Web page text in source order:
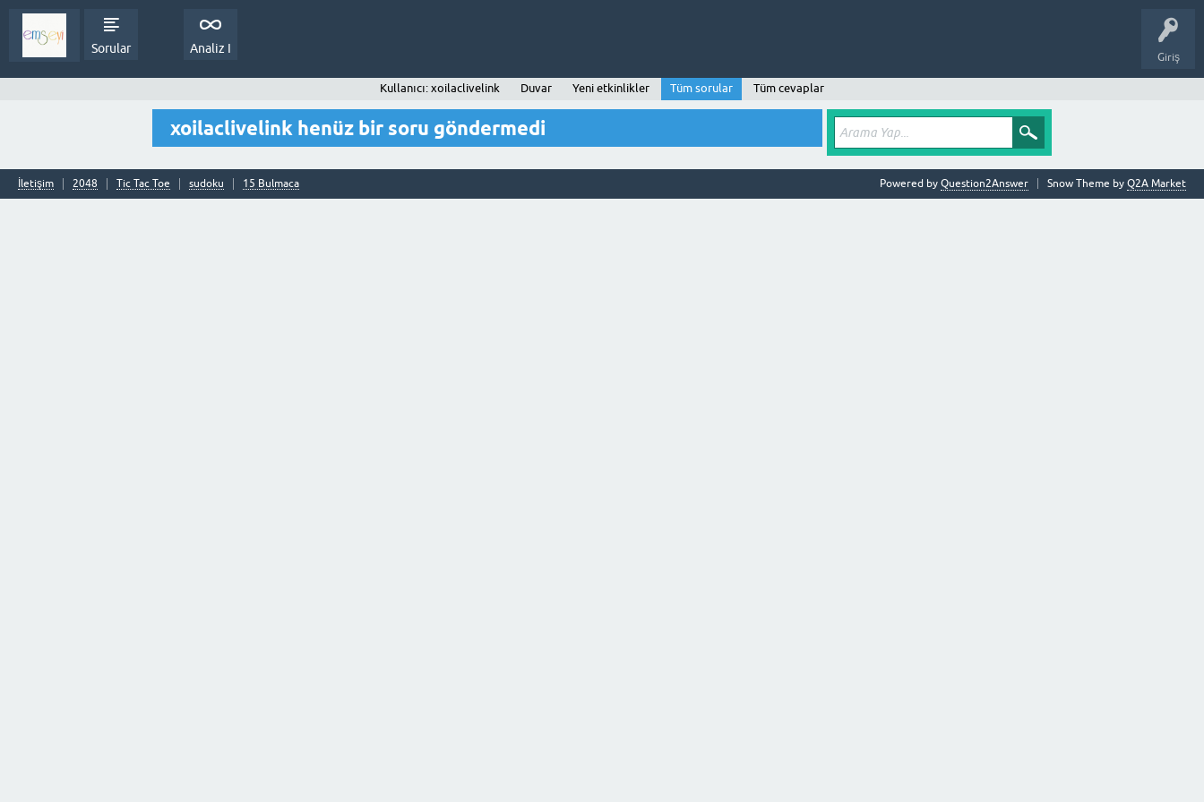
Giriş
Sorular Analiz I
Kullanıcı: xoilaclivelink Duvar Yeni etkinlikler Tüm sorular Tüm cevaplar
xoilaclivelink henüz bir soru göndermedi
İletişim 2048 Tic Tac Toe sudoku 15 Bulmaca Snow Theme by Q2A Market
Powered by Question2Answer